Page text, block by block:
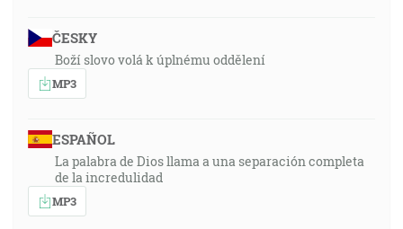
ČESKY
Boží slovo volá k úplnému oddělení
MP3
ESPAÑOL
La palabra de Dios llama a una separación completa
de la incredulidad
MP3